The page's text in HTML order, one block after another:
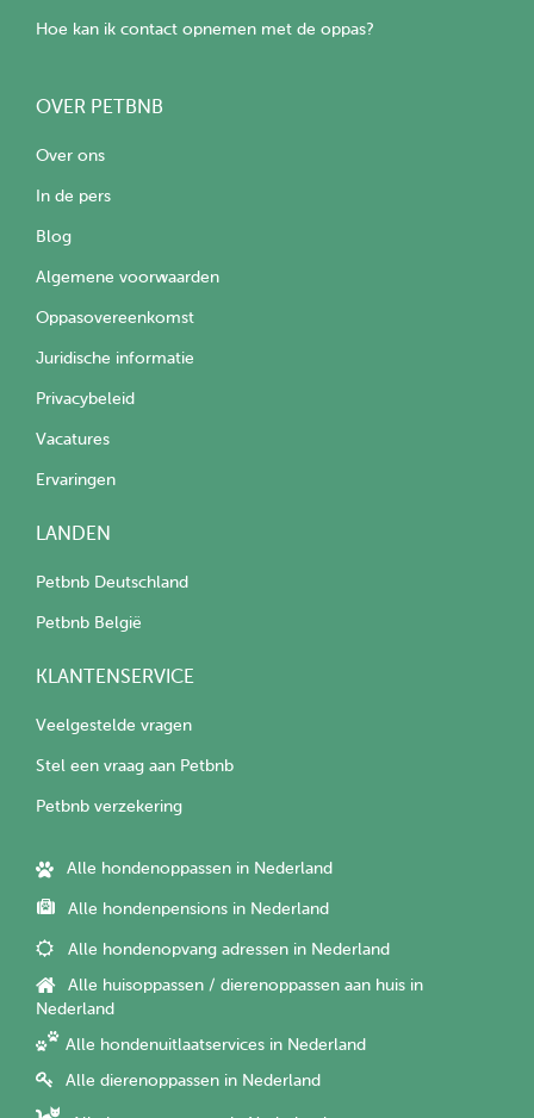
Hoe kan ik contact opnemen met de oppas?
OVER PETBNB
Over ons
In de pers
Blog
Algemene voorwaarden
Oppasovereenkomst
Juridische informatie
Privacybeleid
Vacatures
Ervaringen
LANDEN
Petbnb Deutschland
Petbnb België
KLANTENSERVICE
Veelgestelde vragen
Stel een vraag aan Petbnb
Petbnb verzekering
Alle hondenoppassen in Nederland
Alle hondenpensions in Nederland
Alle hondenopvang adressen in Nederland
Alle huisoppassen / dierenoppassen aan huis in
Nederland
Alle hondenuitlaatservices in Nederland
Alle dierenoppassen in Nederland